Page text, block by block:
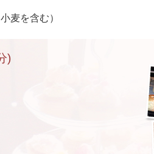
麦を含む）
)